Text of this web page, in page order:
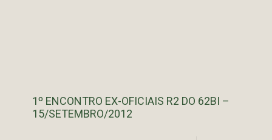
1º ENCONTRO EX-OFICIAIS R2 DO 62BI –
15/SETEMBRO/2012